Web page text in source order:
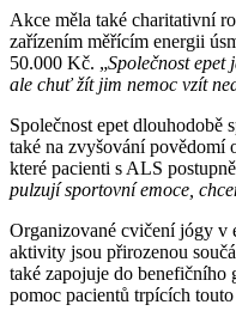
Akce měla také charitativní
zařízením měřícím energii
50.000 Kč. „Společnost epet
ale chuť žít jim nemoc vzít
Společnost epet
také na zvyšování povědomí
které pacienti s ALS
pulzují sportovní emoce,
Organizované cvičení jógy v
aktivity jsou přirozenou
také zapojuje do benefičního
pomoc pacientů trpících